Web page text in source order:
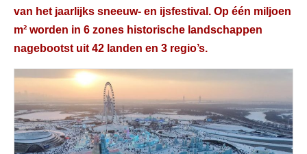
van het jaarlijks sneeuw- en ijsfestival. Op één miljoen
m² worden in 6 zones historische landschappen
nagebootst uit 42 landen en 3 regio’s.